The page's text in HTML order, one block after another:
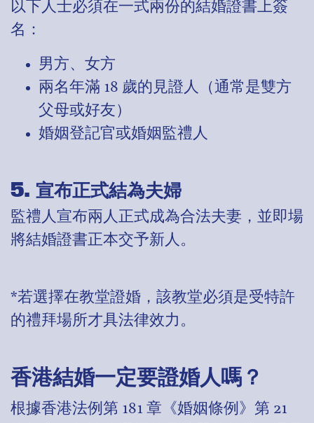
以下人士必須在一式兩份的結婚證書上簽
名：
男方、女方
兩名年滿 18 歲的見證人（通常是雙方
父母或好友）
婚姻登記官或婚姻監禮人
5. 宣布正式結為夫婦
監禮人宣布兩人正式成為合法夫妻，並即場
將結婚證書正本交予新人。
*若選擇在教堂證婚，該教堂必須是受特許
的禮拜場所才具法律效力。
香港結婚一定要證婚人嗎？
根據香港法例第 181 章《婚姻條例》第 21